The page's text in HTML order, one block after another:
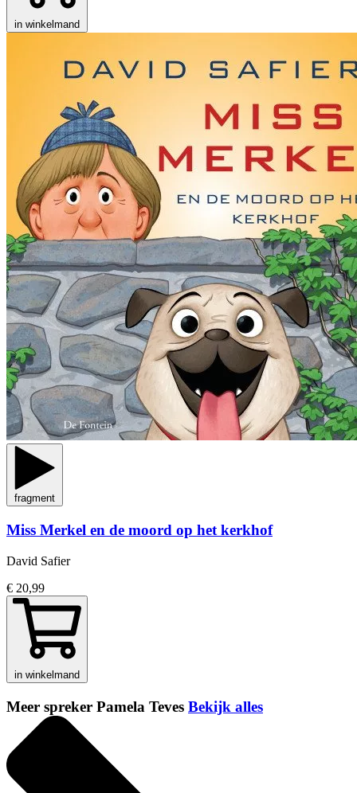
in winkelmand
fragment
Miss Merkel en de moord op het kerkhof
David Safier
€ 20,99
in winkelmand
Meer spreker Pamela Teves Bekijk alles